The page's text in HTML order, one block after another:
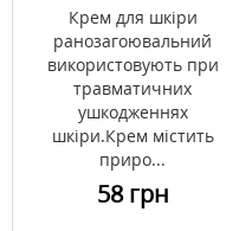
Крем для шкіри
ранозагоювальний
використовують при
травматичних
ушкодженнях
шкіри.Крем містить
приро...
58 грн